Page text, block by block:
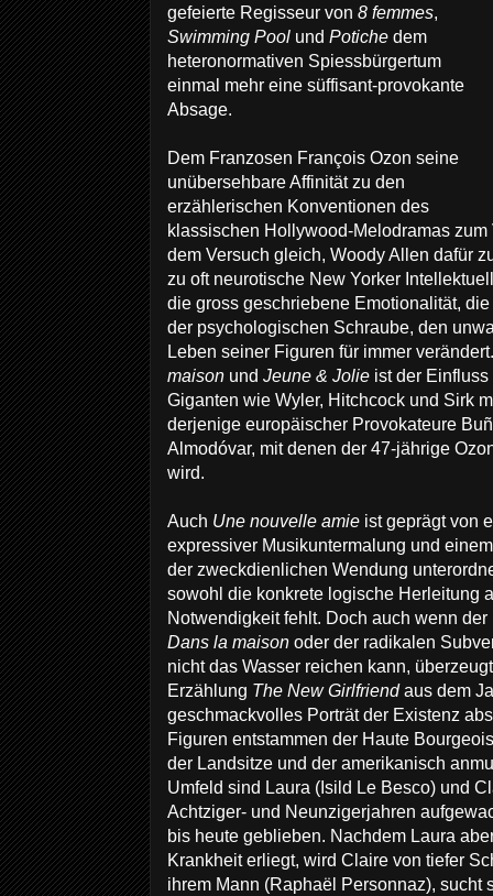
gefeierte Regisseur von 8 femmes,
Swimming Pool und Potiche dem
heteronormativen Spiessbürgertum
einmal mehr eine süffisant-provokante
Absage.
Dem Franzosen François Ozon seine
unübersehbare Affinität zu den
erzählerischen Konventionen des
klassischen Hollywood-Melodramas
dem Versuch gleich, Woody Allen dafür
zu oft neurotische New Yorker
die gross geschriebene Emotionalität,
der psychologischen Schraube, den
Leben seiner Figuren für immer
maison und Jeune & Jolie ist der
Giganten wie Wyler, Hitchcock und Sirk
derjenige europäischer Provokateure
Almodóvar, mit denen der 47-jährige
wird.
Auch Une nouvelle amie ist geprägt von
expressiver Musikuntermalung und
der zweckdienlichen Wendung
sowohl die konkrete logische Herleitung
Notwendigkeit fehlt. Doch auch wenn
Dans la maison oder der radikalen
nicht das Wasser reichen kann,
Erzählung The New Girlfriendaus dem
geschmackvolles Porträt der Existenz
Figuren entstammen der Haute
der Landsitze und der amerikanisch
Umfeld sind Laura (Isild Le Besco) und
Achtziger- und Neunzigerjahren
bis heute geblieben. Nachdem Laura
Krankheit erliegt, wird Claire von tiefer
ihrem Mann (Raphaël Personnaz), sucht